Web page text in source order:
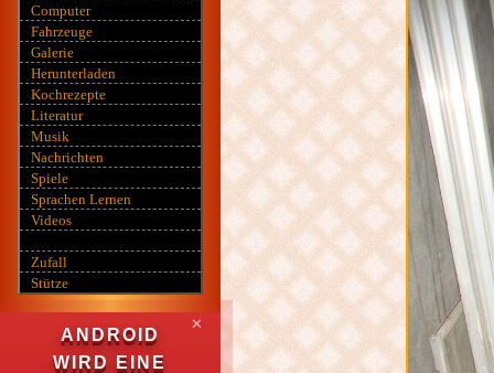
Computer
Fahrzeuge
Galerie
Herunterladen
Kochrezepte
Literatur
Musik
Nachrichten
Spiele
Sprachen Lernen
Videos
Zufall
Stütze
ANDROID
WIRD EINE
✕